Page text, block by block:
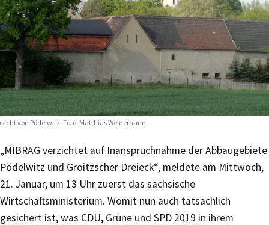
von Pödelwitz. Foto: Matthias Weidemann
„MIBRAG verzichtet auf Inanspruchnahme der Abbaugebiete
Pödelwitz und Groitzscher Dreieck“, meldete am Mittwoch,
21. Januar, um 13 Uhr zuerst das sächsische
Wirtschaftsministerium. Womit nun auch tatsächlich
gesichert ist, was CDU, Grüne und SPD 2019 in ihrem